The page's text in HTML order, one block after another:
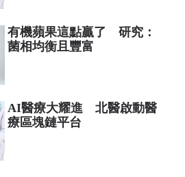
有機蘋果這點贏了 研究：
菌相均衡且豐富
AI醫療大耀進 北醫啟動醫
療區塊鏈平台